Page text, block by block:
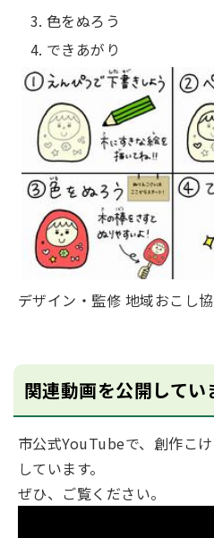
色をぬろう
できあがり
デザイン・監修 地域おこし
関連動画を公開してい
市公式YouTubeで、創作こ
しています。
ぜひ、ご覧ください。